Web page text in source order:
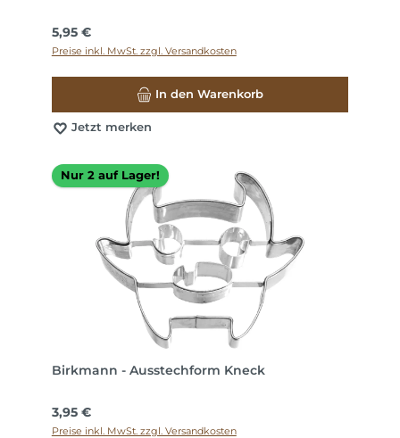
Regulärer Preis:
5,95 €
Preise inkl. MwSt. zzgl. Versandkosten
In den Warenkorb
Jetzt merken
Nur 2 auf Lager!
Birkmann - Ausstechform Kneck
Regulärer Preis:
3,95 €
Preise inkl. MwSt. zzgl. Versandkosten